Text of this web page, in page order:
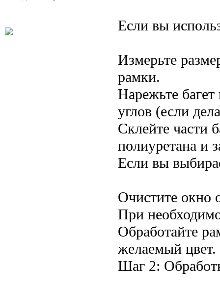
Если вы
Измерьте
рамки.
Нарежьте
углов (если
Склейте части
полиуретана и
Если вы
Очистите окно
При
Обработайте
желаемый цвет.
Шаг 2: